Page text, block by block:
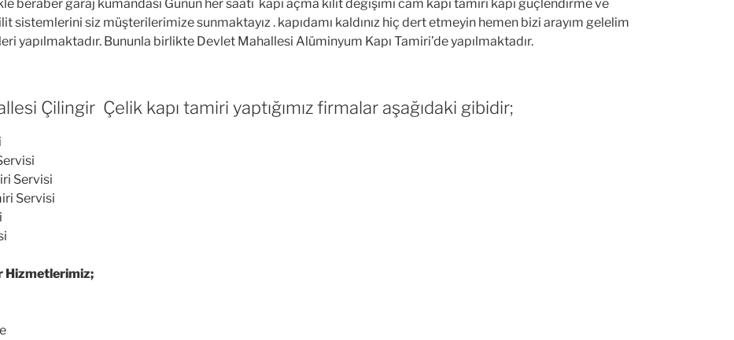
beraber garaj kumandası Günün her saati kapı açma kilit değişimi cam kapı tamiri kapı güçlendirme ve
siz müşterilerimize sunmaktayız . kapıdamı kaldınız hiç dert etmeyin hemen bizi arayım gelelim
yapılmaktadır. Bununla birlikte Devlet Mahallesi Alüminyum Kapı Tamiri’de yapılmaktadır.
Çilingir Çelik kapı tamiri yaptığımız firmalar aşağıdaki gibidir;
Servisi
Servisi
Hizmetlerimiz;